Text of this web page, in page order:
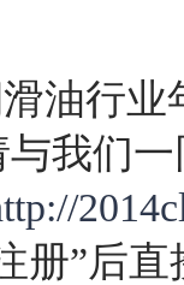
行业
我们
册”后